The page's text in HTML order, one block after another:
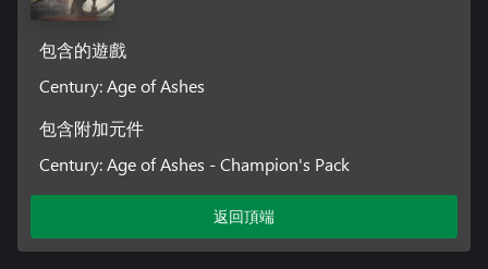
包含的遊戲
Century: Age of Ashes
包含附加元件
Century: Age of Ashes - Champion's Pack
返回頂端